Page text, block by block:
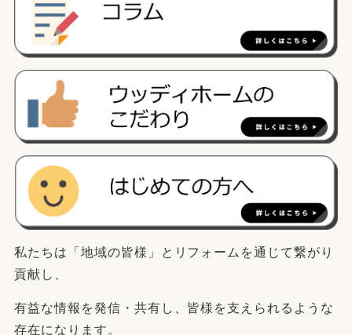
私たちは「地域の皆様」とリフォームを通じて繋がり
貢献し、
有益な情報を発信・共有し、皆様を支えられるような
存在になります。